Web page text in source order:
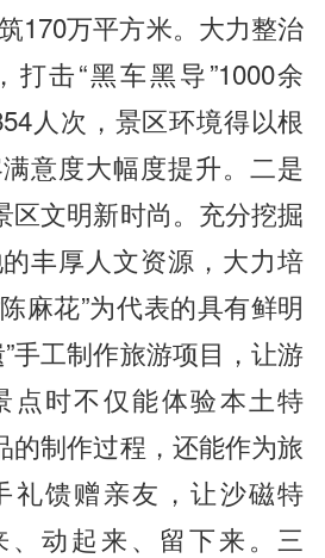
170万平方米。大力整治
击“黑车黑导”1000余
人次，景区环境得以根
意度大幅度提升。二是
区文明新时尚。充分挖掘
丰厚人文资源，大力培
麻花”为代表的具有鲜明
手工制作旅游项目，让游
点时不仅能体验本土特
的制作过程，还能作为旅
礼馈赠亲友，让沙磁特
、动起来、留下来。三